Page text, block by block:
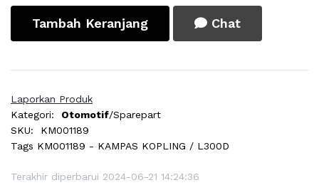
Tambah Keranjang Chat
Laporkan Produk
Kategori:
Otomotif/Sparepart
SKU:
KM001189
Tags KM001189 - KAMPAS KOPLING / L300D
Terakhir diperbarui 2024-06-21 14:24:36